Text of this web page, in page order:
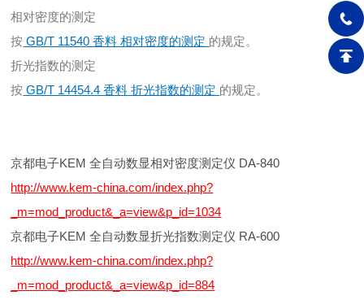
相对密度的测定
按 GB/T 11540 香料 相对密度的测定 的规定。
折光指数的测定
按 GB/T 14454.4 香料 折光指数的测定 的规定。
京都电子KEM 全自动数显相对密度测定仪 DA-840
http://www.kem-china.com/index.php?
_m=mod_product&_a=view&p_id=1034
京都电子KEM 全自动数显折光指数测定仪 RA-600
http://www.kem-china.com/index.php?
_m=mod_product&_a=view&p_id=884